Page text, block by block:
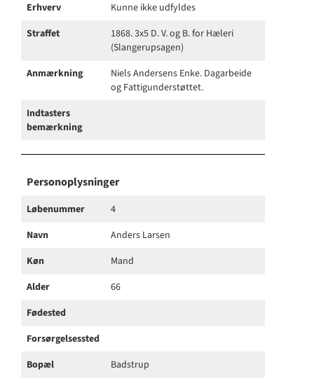
Erhverv
Kunne ikke udfyldes
Straffet
1868. 3x5 D. V. og B. for Hæleri
(Slangerupsagen)
Anmærkning
Niels Andersens Enke. Dagarbeide
og Fattigunderstøttet.
Indtasters
bemærkning
Personoplysninger
Løbenummer
4
Navn
Anders Larsen
Køn
Mand
Alder
66
Fødested
Forsørgelsessted
Bopæl
Badstrup